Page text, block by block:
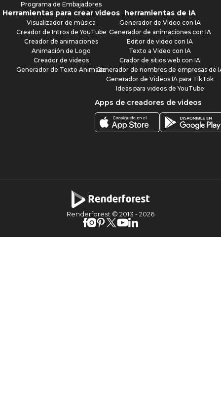
Programa de Embajadores
Herramientas para crear videos
Visualizador de música
Creador de Intros de YouTube
Creador de animaciones
Animación de Logo
Creador de videos
Generador de Texto Animado
herramientas de IA
Generador de Video con IA
Generador de animaciones con IA
Editor de video con IA
Texto a Video con IA
Crador de sitios web con IA
Generador de nombres de empresas de
Generador de Videos IA para TikTok
Ideas para videos de YouTube
Apps de creadores de videos
Renderforest © 2013 -2026